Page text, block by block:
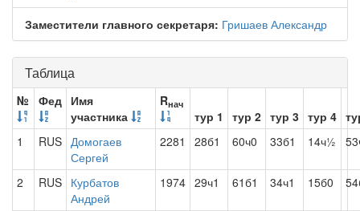
Заместители главного секретаря: Гришаев Александр
Таблица
№ Фед Имя
участника
Rнач
тур 1 тур 2 тур 3 тур 4
1
RUS Домогаев
Сергей
2281 28б1 60ч0 33б1 14ч½
2 RUS Курбатов
Андрей
1974 29ч1 61б1 34ч1 15б0